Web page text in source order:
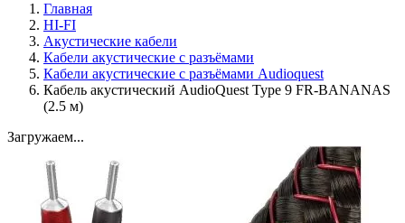
Главная
HI-FI
Акустические кабели
Кабели акустические с разъёмами
Кабели акустические с разъёмами Audioquest
Кабель акустический AudioQuest Type 9 FR-BANANAS
(2.5 м)
Загружаем...